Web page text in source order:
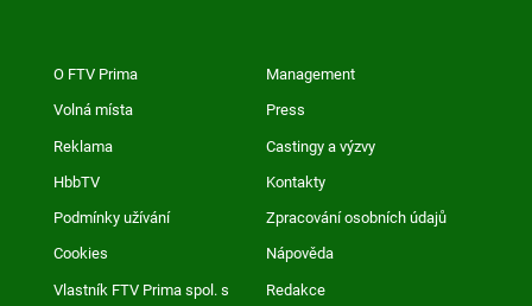
O FTV Prima Management
Volná místa Press
Reklama Castingy a výzvy
HbbTV Kontakty
Podmínky užívání Zpracování osobních údajů
Cookies Nápověda
Vlastník FTV Prima spol. s
Redakce